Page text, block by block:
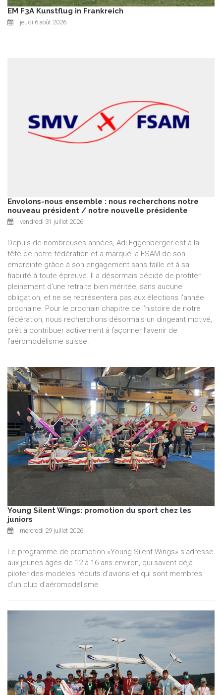
EM F3A Kunstflug in Frankreich
jeudi 6 août 2026
Envolons-nous ensemble : nous recherchons notre
nouveau président / notre nouvelle présidente
vendredi 31 juillet 2026
Depuis de nombreuses années, Adi Eggenberger est à la
tête de notre fédération et a marqué la FSAM de son
empreinte grâce à son engagement sans faille et à sa
fiabilité à toute épreuve. Il a désormais décidé de profiter
pleinement d'une retraite bien méritée, sans aucune
obligation, et ne se représentera pas aux élections l'année
prochaine. Pour le prochain chapitre de l’histoire de notre
fédération, nous recherchons désormais un dirigeant motivé,
prêt à contribuer activement à façonner l’avenir de
l’aéromodélisme suisse.
Young Silent Wings: promotion du sport chez les
juniors
mercredi 29 juillet 2026
Le programme de promotion «Young Silent Wings» s'adresse
aux jeunes âgés de 12 à 16 ans environ, qui savent déjà
piloter des modèles réduits d'avions et qui sont membres
d'un club d'aéromodélisme